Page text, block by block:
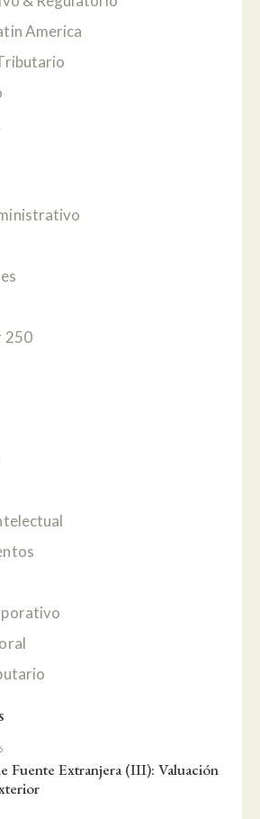
America
250
Fuente Extranjera (III): Valuación